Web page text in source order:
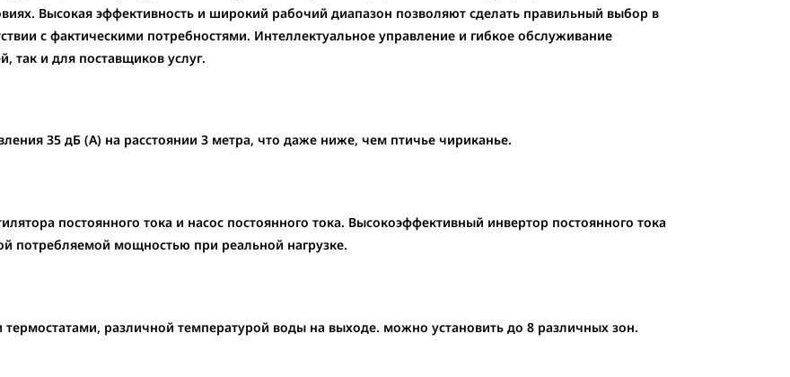
Высокая эффективность и широкий рабочий диапазон позволяют сделать правильный выбор в
с фактическими потребностями. Интеллектуальное управление и гибкое обслуживание
так и для поставщиков услуг.
35 дБ (А) на расстоянии 3 метра, что даже ниже, чем птичье чириканье.
постоянного тока и насос постоянного тока. Высокоэффективный инвертор постоянного тока
потребляемой мощностью при реальной нагрузке.
различной температурой воды на выходе. можно установить до 8 различных зон.